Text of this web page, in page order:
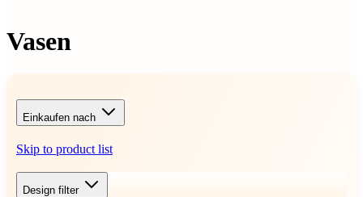
Vasen
Einkaufen nach
Skip to product list
Design filter